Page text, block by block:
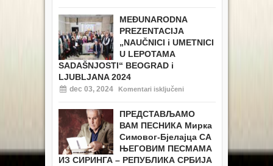
MEĐUNARODNA
PREZENTACIJA
„NAUČNICI i UMETNICI
U LEPOTAMA
SADAŠNJOSTI“ BEOGRAD i
LJUBLJANA 2024
dec 03, 2024 Komentari isključeni
ПРЕДСТАВЉАМО
ВАМ ПЕСНИКА Мирка
Симовог-Бјелајца СА
ЊЕГОВИМ ПЕСМАМА
ИЗ СИРИНГА – РЕПУБЛИКА СРБИЈА